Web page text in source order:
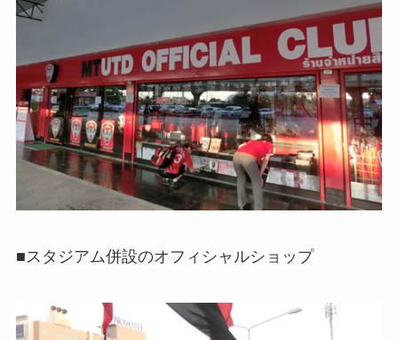
■スタジアム併設のオフィシャルショップ